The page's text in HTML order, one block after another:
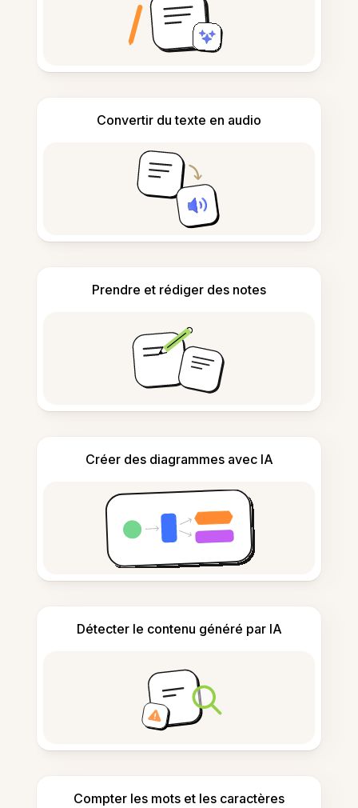
Convertir du texte en audio
Prendre et rédiger des notes
Créer des diagrammes avec IA
Détecter le contenu généré par IA
Compter les mots et les caractères